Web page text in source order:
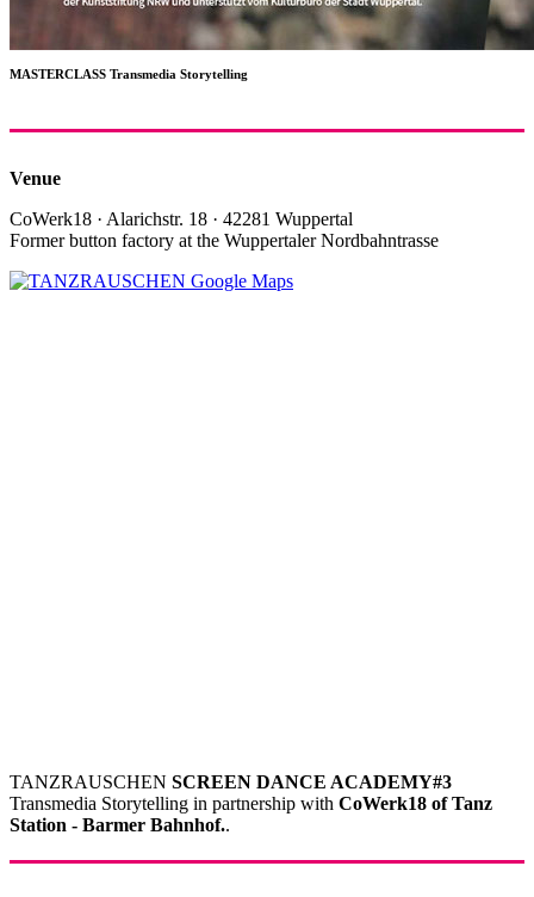
MASTERCLASS Transmedia Storytelling
Venue
CoWerk18 · Alarichstr. 18 · 42281 Wuppertal
Former button factory at the Wuppertaler Nordbahntrasse
TANZRAUSCHEN SCREEN DANCE ACADEMY#3
Transmedia Storytelling in partnership with CoWerk18 of Tanz
Station - Barmer Bahnhof..